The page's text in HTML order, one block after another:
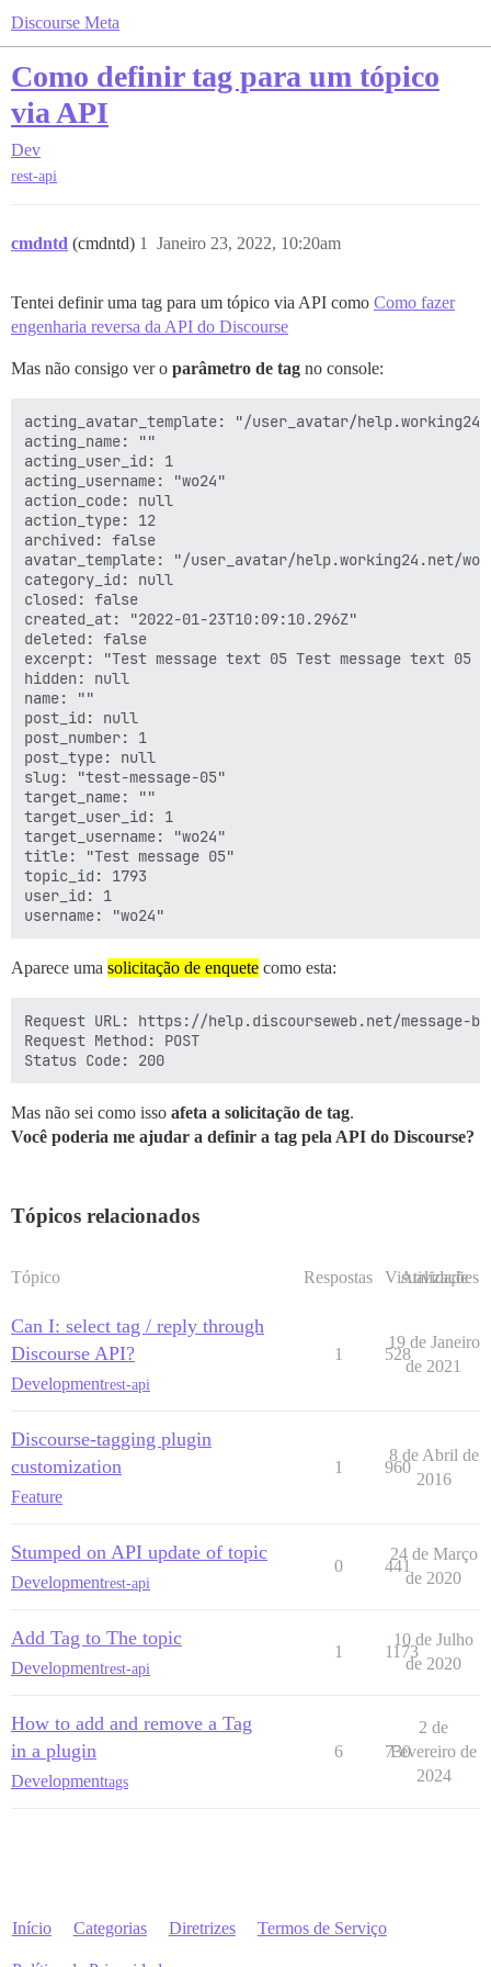
Discourse Meta
Como definir tag para um tópico
via API
Dev
rest-api
cmdntd (cmdntd) Janeiro 23, 2022, 10:20am
1
Tentei definir uma tag para um tópico via API como Como fazer
engenharia reversa da API do Discourse
Mas não consigo ver o parâmetro de tag no console:
acting_avatar_template: "/user_avatar/
acting_name: ""
acting_user_id: 1
acting_username: "wo24"
action_code: null
action_type: 12
archived: false
avatar_template: "/user_avatar/help.working24.net/
category_id: null
closed: false
created_at: "2022-01-23T10:09:10.296Z"
deleted: false
excerpt: "Test message text 05 Test message text 05
hidden: null
name: ""
post_id: null
post_number: 1
post_type: null
slug: "test-message-05"
target_name: ""
target_user_id: 1
target_username: "wo24"
title: "Test message 05"
topic_id: 1793
user_id: 1
Aparece uma solicitação de enquete como esta:
Request URL: https://help.discourseweb.net/message-
Request Method: POST
Mas não sei como isso afeta a solicitação de tag.
Você poderia me ajudar a definir a tag pela API do Discourse?
Tópicos relacionados
Tópico Respostas Visualizações
Atividade
Can I: select tag / reply through
Discourse API?
Developmentrest-api
1 528
19 de Janeiro
de 2021
Discourse-tagging plugin
customization
Feature
1 960
8 de Abril de
2016
Stumped on API update of topic
Developmentrest-api
0 441
24 de Março
de 2020
Add Tag to The topic
Developmentrest-api
1 1173
10 de Julho
de 2020
How to add and remove a Tag
in a plugin
Developmenttags
6 730
2 de
Fevereiro de
2024
Início Categorias Diretrizes Termos de Serviço